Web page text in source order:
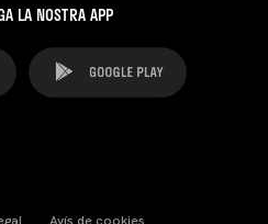
LA NOSTRA APP